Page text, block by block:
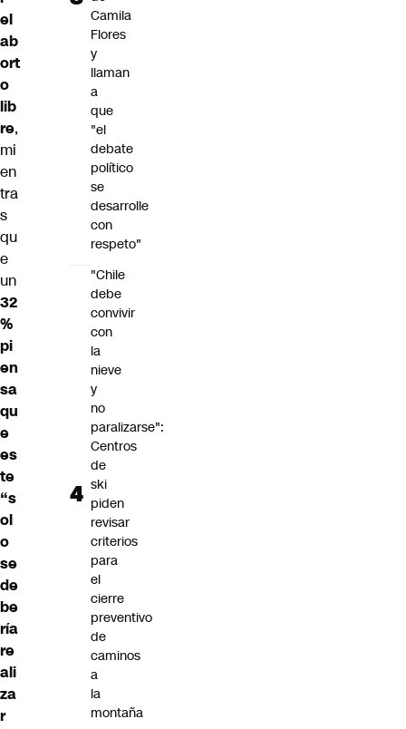
el
ab
ort
o
lib
re,
mi
en
tra
s
qu
e
un
32
%
pi
en
sa
qu
e
es
te
“s
ol
o
se
de
be
ría
re
ali
za
r
Camila
Flores
y
llaman
a
que
"el
debate
político
se
desarrolle
con
respeto"
"Chile
debe
convivir
con
la
nieve
y
no
paralizarse":
Centros
de
ski
piden
revisar
criterios
para
el
cierre
preventivo
de
caminos
a
la
montaña